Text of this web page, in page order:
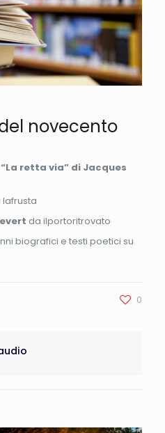
novecento
retta via” di Jacques
lafrusta
da ilportoritrovato
biografici e testi poetici su
0